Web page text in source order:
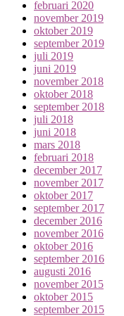
februari 2020
november 2019
oktober 2019
september 2019
juli 2019
juni 2019
november 2018
oktober 2018
september 2018
juli 2018
juni 2018
mars 2018
februari 2018
december 2017
november 2017
oktober 2017
september 2017
december 2016
november 2016
oktober 2016
september 2016
augusti 2016
november 2015
oktober 2015
september 2015